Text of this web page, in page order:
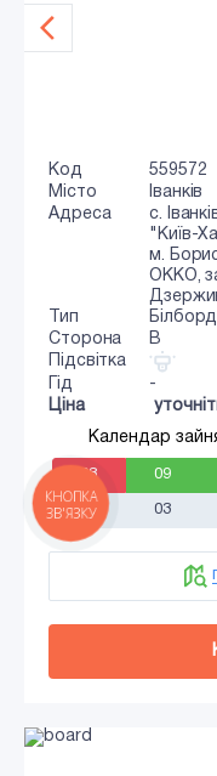
Код
559572
Місто
Іванків
Адреса
с.
"Київ-
м.
ОККО,
Тип
Сторона
B
Підсвітка
Гід
-
Ціна
Календар
08 09
02 03
КНОПКА
ЗВ'ЯЗКУ